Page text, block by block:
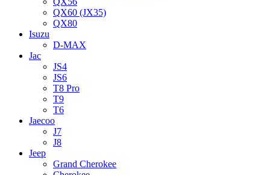
QX60 (JX35)
QX80
Isuzu
D-MAX
Jac
JS4
JS6
T8 Pro
T9
T6
Jaecoo
J7
J8
Jeep
Grand Cherokee